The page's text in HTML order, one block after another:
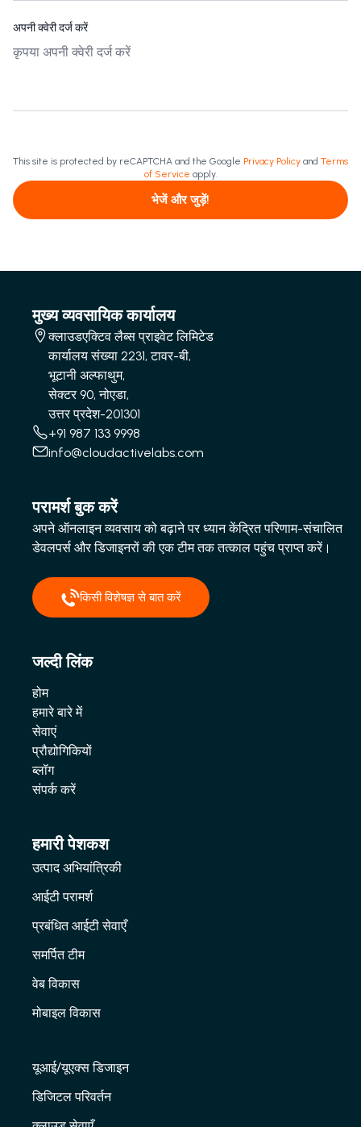
अपनी क्वेरी दर्ज करें
This site is protected by reCAPTCHA and the Google Privacy Policy and Terms
of Service apply.
भेजें और जुड़ें!
मुख्य व्यवसायिक कार्यालय
क्लाउडएक्टिव लैब्स प्राइवेट लिमिटेड
कार्यालय संख्या 2231, टावर-बी,
भूटानी अल्फाथुम,
सेक्टर 90, नोएडा,
उत्तर प्रदेश-201301
+91 987 133 9998
info@cloudactivelabs.com
परामर्श बुक करें
अपने ऑनलाइन व्यवसाय को बढ़ाने पर ध्यान केंद्रित परिणाम-संचालित
डेवलपर्स और डिजाइनरों की एक टीम तक तत्काल पहुंच प्राप्त करें।
किसी विशेषज्ञ से बात करें
जल्दी लिंक
होम
हमारे बारे में
सेवाएं
प्रौद्योगिकियों
ब्लॉग
संपर्क करें
हमारी पेशकश
उत्पाद अभियांत्रिकी
आईटी परामर्श
प्रबंधित आईटी सेवाएँ
समर्पित टीम
वेब विकास
मोबाइल विकास
यूआई/यूएक्स डिजाइन
डिजिटल परिवर्तन